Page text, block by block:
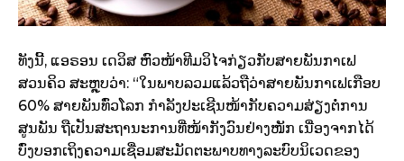
ທັງນີ້, ແອຣອນ ເດວິສ ຫົວໜ້າທີມວິໄຈກ່ຽວກັບສາຍພັນກາເຟ
ສວນຄິວ ສະຫຼຸບວ່າ: “ໃນພາບລວມແລ້ວຖືວ່າສາຍພັນກາເຟເກືອບ
60% ສາຍພັນທົ່ວໂລກ ກໍາລັງປະເຊີນໜ້າກັບຄວາມສ່ຽງຕໍ່ການ
ສູນພັນ ຖືເປັນສະຖານະການທີ່ໜ້າກັງວົນຢ່າງໜັກ ເນື່ອງຈາກໄດ້
ບົ່ງບອກເຖິງຄວາມເຊື່ອມສະມັດຕະພາບທາງລະບົບນິເວດຂອງ